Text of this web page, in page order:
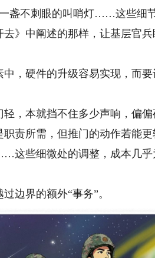
盏不刺眼的叫哨灯……这些细
》中阐述的那样，让基层官
硬件的升级容易实现，而要
本就挡不住多少声响，偏偏
责所需，但推门的动作若能
这些细微处的调整，成本几
界的额外“事务”。